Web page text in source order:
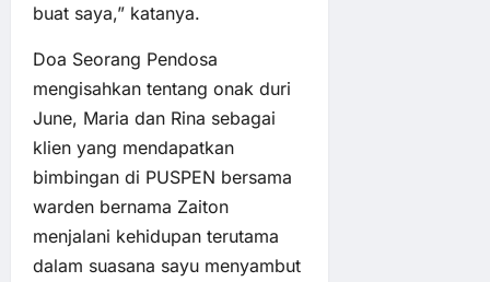
buat saya,” katanya.
Doa Seorang Pendosa
mengisahkan tentang onak duri
June, Maria dan Rina sebagai
klien yang mendapatkan
bimbingan di PUSPEN bersama
warden bernama Zaiton
menjalani kehidupan terutama
dalam suasana sayu menyambut